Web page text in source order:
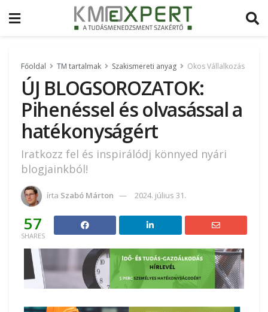
Főoldal TM tartalmak Szakismereti anyag Okos Vállalkozás
ÚJ BLOGSOROZATOK:
Pihenéssel és olvasással a
hatékonyságért
Iratkozz fel és inspirálódj könnyed nyári
blogjainkból!
írta Szabó Márton 2024. július 31.
57
SHARES